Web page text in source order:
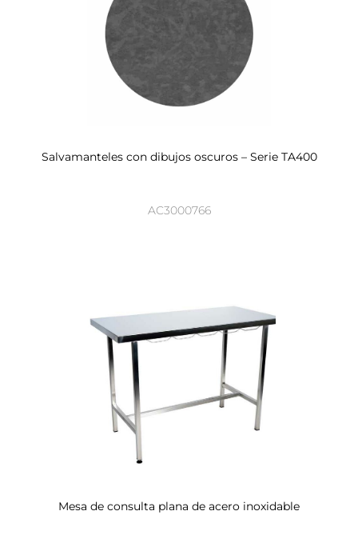
Salvamanteles con dibujos oscuros – Serie TA400
AC3000766
Mesa de consulta plana de acero inoxidable